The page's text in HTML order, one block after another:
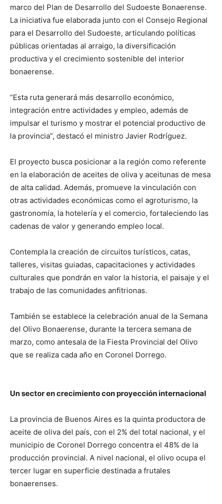
marco del Plan de Desarrollo del Sudoeste Bonaerense.
La iniciativa fue elaborada junto con el Consejo Regional
para el Desarrollo del Sudoeste, articulando políticas
públicas orientadas al arraigo, la diversificación
productiva y el crecimiento sostenible del interior
bonaerense.
“Esta ruta generará más desarrollo económico,
integración entre actividades y empleo, además de
impulsar el turismo y mostrar el potencial productivo de
la provincia”, destacó el ministro Javier Rodríguez.
El proyecto busca posicionar a la región como referente
en la elaboración de aceites de oliva y aceitunas de mesa
de alta calidad. Además, promueve la vinculación con
otras actividades económicas como el agroturismo, la
gastronomía, la hotelería y el comercio, fortaleciendo las
cadenas de valor y generando empleo local.
Contempla la creación de circuitos turísticos, catas,
talleres, visitas guiadas, capacitaciones y actividades
culturales que pondrán en valor la historia, el paisaje y el
trabajo de las comunidades anfitrionas.
También se establece la celebración anual de la Semana
del Olivo Bonaerense, durante la tercera semana de
marzo, como antesala de la Fiesta Provincial del Olivo
que se realiza cada año en Coronel Dorrego.
Un sector en crecimiento con proyección internacional
La provincia de Buenos Aires es la quinta productora de
aceite de oliva del país, con el 2% del total nacional, y el
municipio de Coronel Dorrego concentra el 48% de la
producción provincial. A nivel nacional, el olivo ocupa el
tercer lugar en superficie destinada a frutales
bonaerenses.